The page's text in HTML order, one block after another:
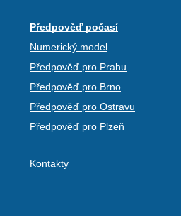
Předpověď počasí
Numerický model
Předpověď pro Prahu
Předpověď pro Brno
Předpověď pro Ostravu
Předpověď pro Plzeň
Kontakty